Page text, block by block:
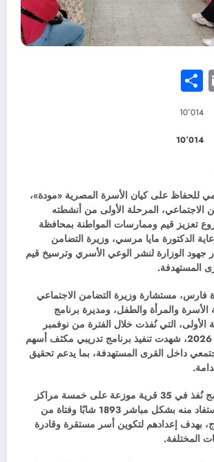
Email
10٬014
10٬014
للحفاظ على كيان الأسرة المصرية «مودة»،
الاجتماعي، المرحلة الأولى من أنشطته
تعزيز قيم وممارسات المواطنة بمحافظة
الدكتورة مايا مرسي، وزيرة التضامن
جهود الوزارة لنشر الوعي الأسري وترسيخ قيم
المستهدفة.
فارس، مستشارة وزيرة التضامن الاجتماعي
والمرأة والطفل، ومديرة برنامج
الأولى، التي نُفذت خلال الفترة من نوفمبر
2025 وحتى أبريل 2026، شهدت تنفيذ برنامج تدريبي مكثف أسهم
داخل القرى المستهدفة، بما يدعم تحقيق
وأوضحت أن البرنامج نُفذ في 35 قرية موزعة على خمسة مراكز
بمحافظة المنيا، واستفاد منه بشكل مباشر 1893 شابًا وفتاة من
بهدف إعدادهم لتكوين أسر مستقرة وقادرة
المختلفة.